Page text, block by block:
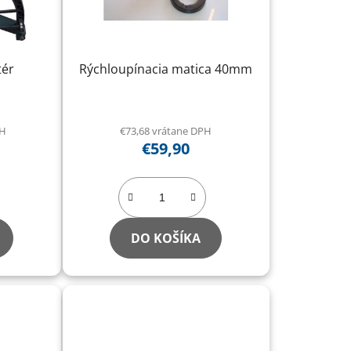
Rýchloupínacia matica 40mm
€73,68 vrátane DPH
€59,90
DO KOŠÍKA